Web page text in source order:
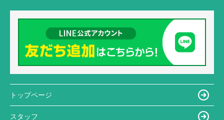
トップページ
スタッフ